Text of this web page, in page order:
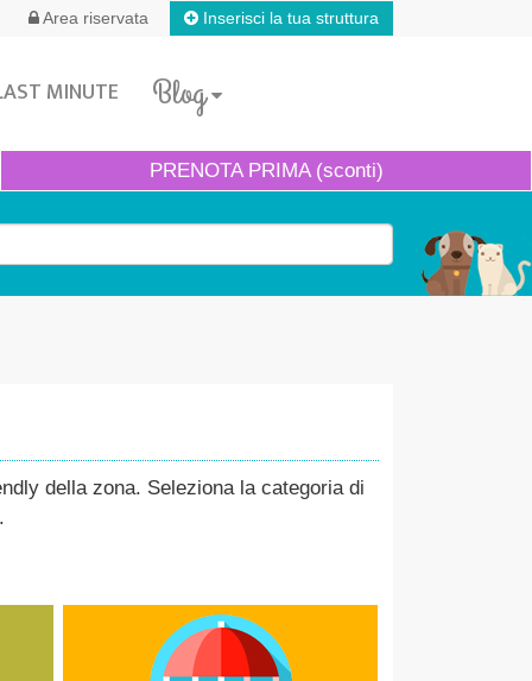
Area riservata Inserisci la tua struttura
MINUTE Blog
PRENOTAPRIMA (sconti)
della zona. Seleziona la categoria di